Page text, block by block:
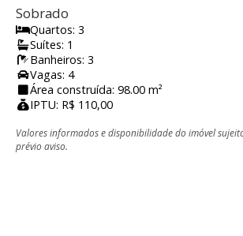
Sobrado
Quartos: 3
Suítes: 1
Banheiros: 3
Vagas: 4
Área construída: 98.00 m²
IPTU: R$ 110,00
Valores informados e disponibilidade do imóvel
prévio aviso.